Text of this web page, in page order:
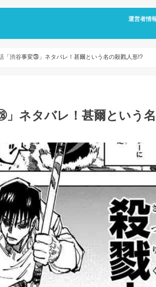
運営者情
「渋谷事変㉘」ネタバレ！甚爾という名の殺戮人形!?
」ネタバレ！甚爾という